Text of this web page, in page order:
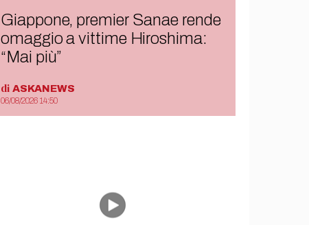
Giappone, premier Sanae rende
omaggio a vittime Hiroshima:
“Mai più”
di ASKANEWS
06/08/2026 14:50